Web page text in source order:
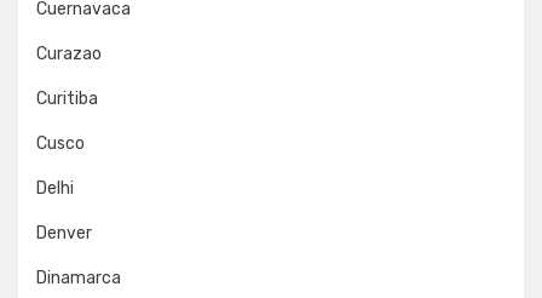
Cuernavaca
Curazao
Curitiba
Cusco
Delhi
Denver
Dinamarca